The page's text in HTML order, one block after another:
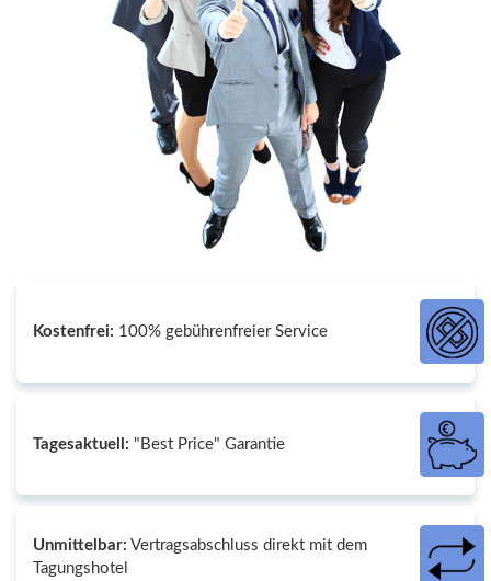
Kostenfrei: 100% gebührenfreier Service
Tagesaktuell: "Best Price" Garantie
Unmittelbar: Vertragsabschluss direkt mit dem
Tagungshotel